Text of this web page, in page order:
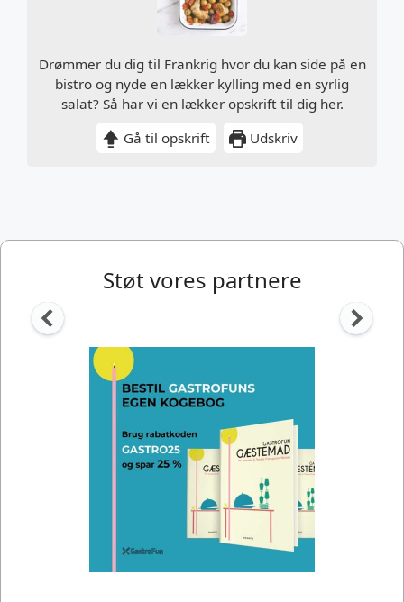
Drømmer du dig til Frankrig hvor du kan side på en
bistro og nyde en lækker kylling med en syrlig
salat? Så har vi en lækker opskrift til dig her.
Gå til opskrift
Udskriv
Støt vores partnere